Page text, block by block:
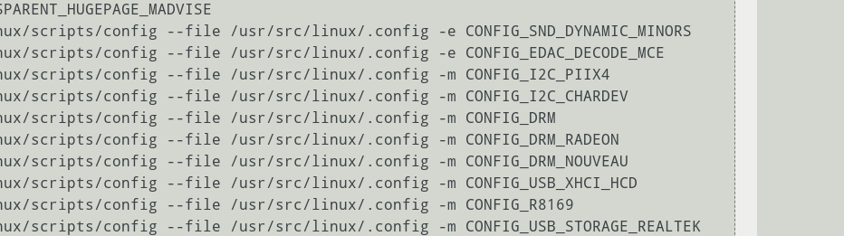
scripts/config --file /usr/src/linux/.config -e CONFIG_SND_DYNAMIC_MINORS
scripts/config --file /usr/src/linux/.config -e CONFIG_EDAC_DECODE_MCE
scripts/config --file /usr/src/linux/.config -m CONFIG_I2C_PIIX4
scripts/config --file /usr/src/linux/.config -m CONFIG_I2C_CHARDEV
scripts/config --file /usr/src/linux/.config -m CONFIG_DRM
scripts/config --file /usr/src/linux/.config -m CONFIG_DRM_RADEON
scripts/config --file /usr/src/linux/.config -m CONFIG_DRM_NOUVEAU
scripts/config --file /usr/src/linux/.config -m CONFIG_USB_XHCI_HCD
scripts/config --file /usr/src/linux/.config -m CONFIG_R8169
scripts/config --file /usr/src/linux/.config -m CONFIG_USB_STORAGE_REALTEK